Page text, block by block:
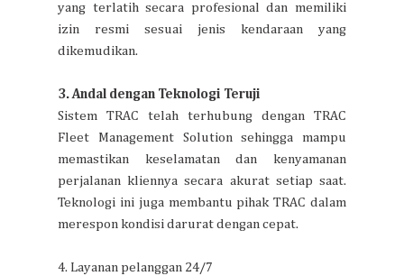
yang terlatih secara profesional dan memiliki
izin resmi sesuai jenis kendaraan yang
dikemudikan.
3. Andal dengan Teknologi Teruji
Sistem TRAC telah terhubung dengan TRAC
Fleet Management Solution sehingga mampu
memastikan keselamatan dan kenyamanan
perjalanan kliennya secara akurat setiap saat.
Teknologi ini juga membantu pihak TRAC dalam
merespon kondisi darurat dengan cepat.
4. Layanan pelanggan 24/7